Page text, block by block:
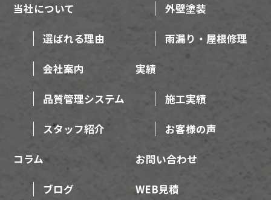
当社について
選ばれる理由
会社案内
品質管理システム
スタッフ紹介
外壁塗装
雨漏り・屋根修理
実績
施工実績
お客様の声
コラム
ブログ
お問い合わせ
WEB見積